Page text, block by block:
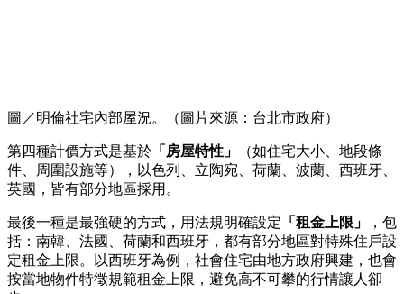
圖／明倫社宅內部屋況。（圖片來源：台北市政府）
第四種計價方式是基於 「房屋特性」
（如住宅大小、地段條
件、周圍設施等），以色列、立陶宛、荷蘭、波蘭、西班牙、
英國，皆有部分地區採用。
最後一種是最強硬的方式，用法規明確設定 「租金上限」
，包
括：南韓、法國、荷蘭和西班牙，都有部分地區對特殊住戶設
定租金上限。以西班牙為例，社會住宅由地方政府興建，也會
按當地物件特徵規範租金上限，避免高不可攀的行情讓人卻